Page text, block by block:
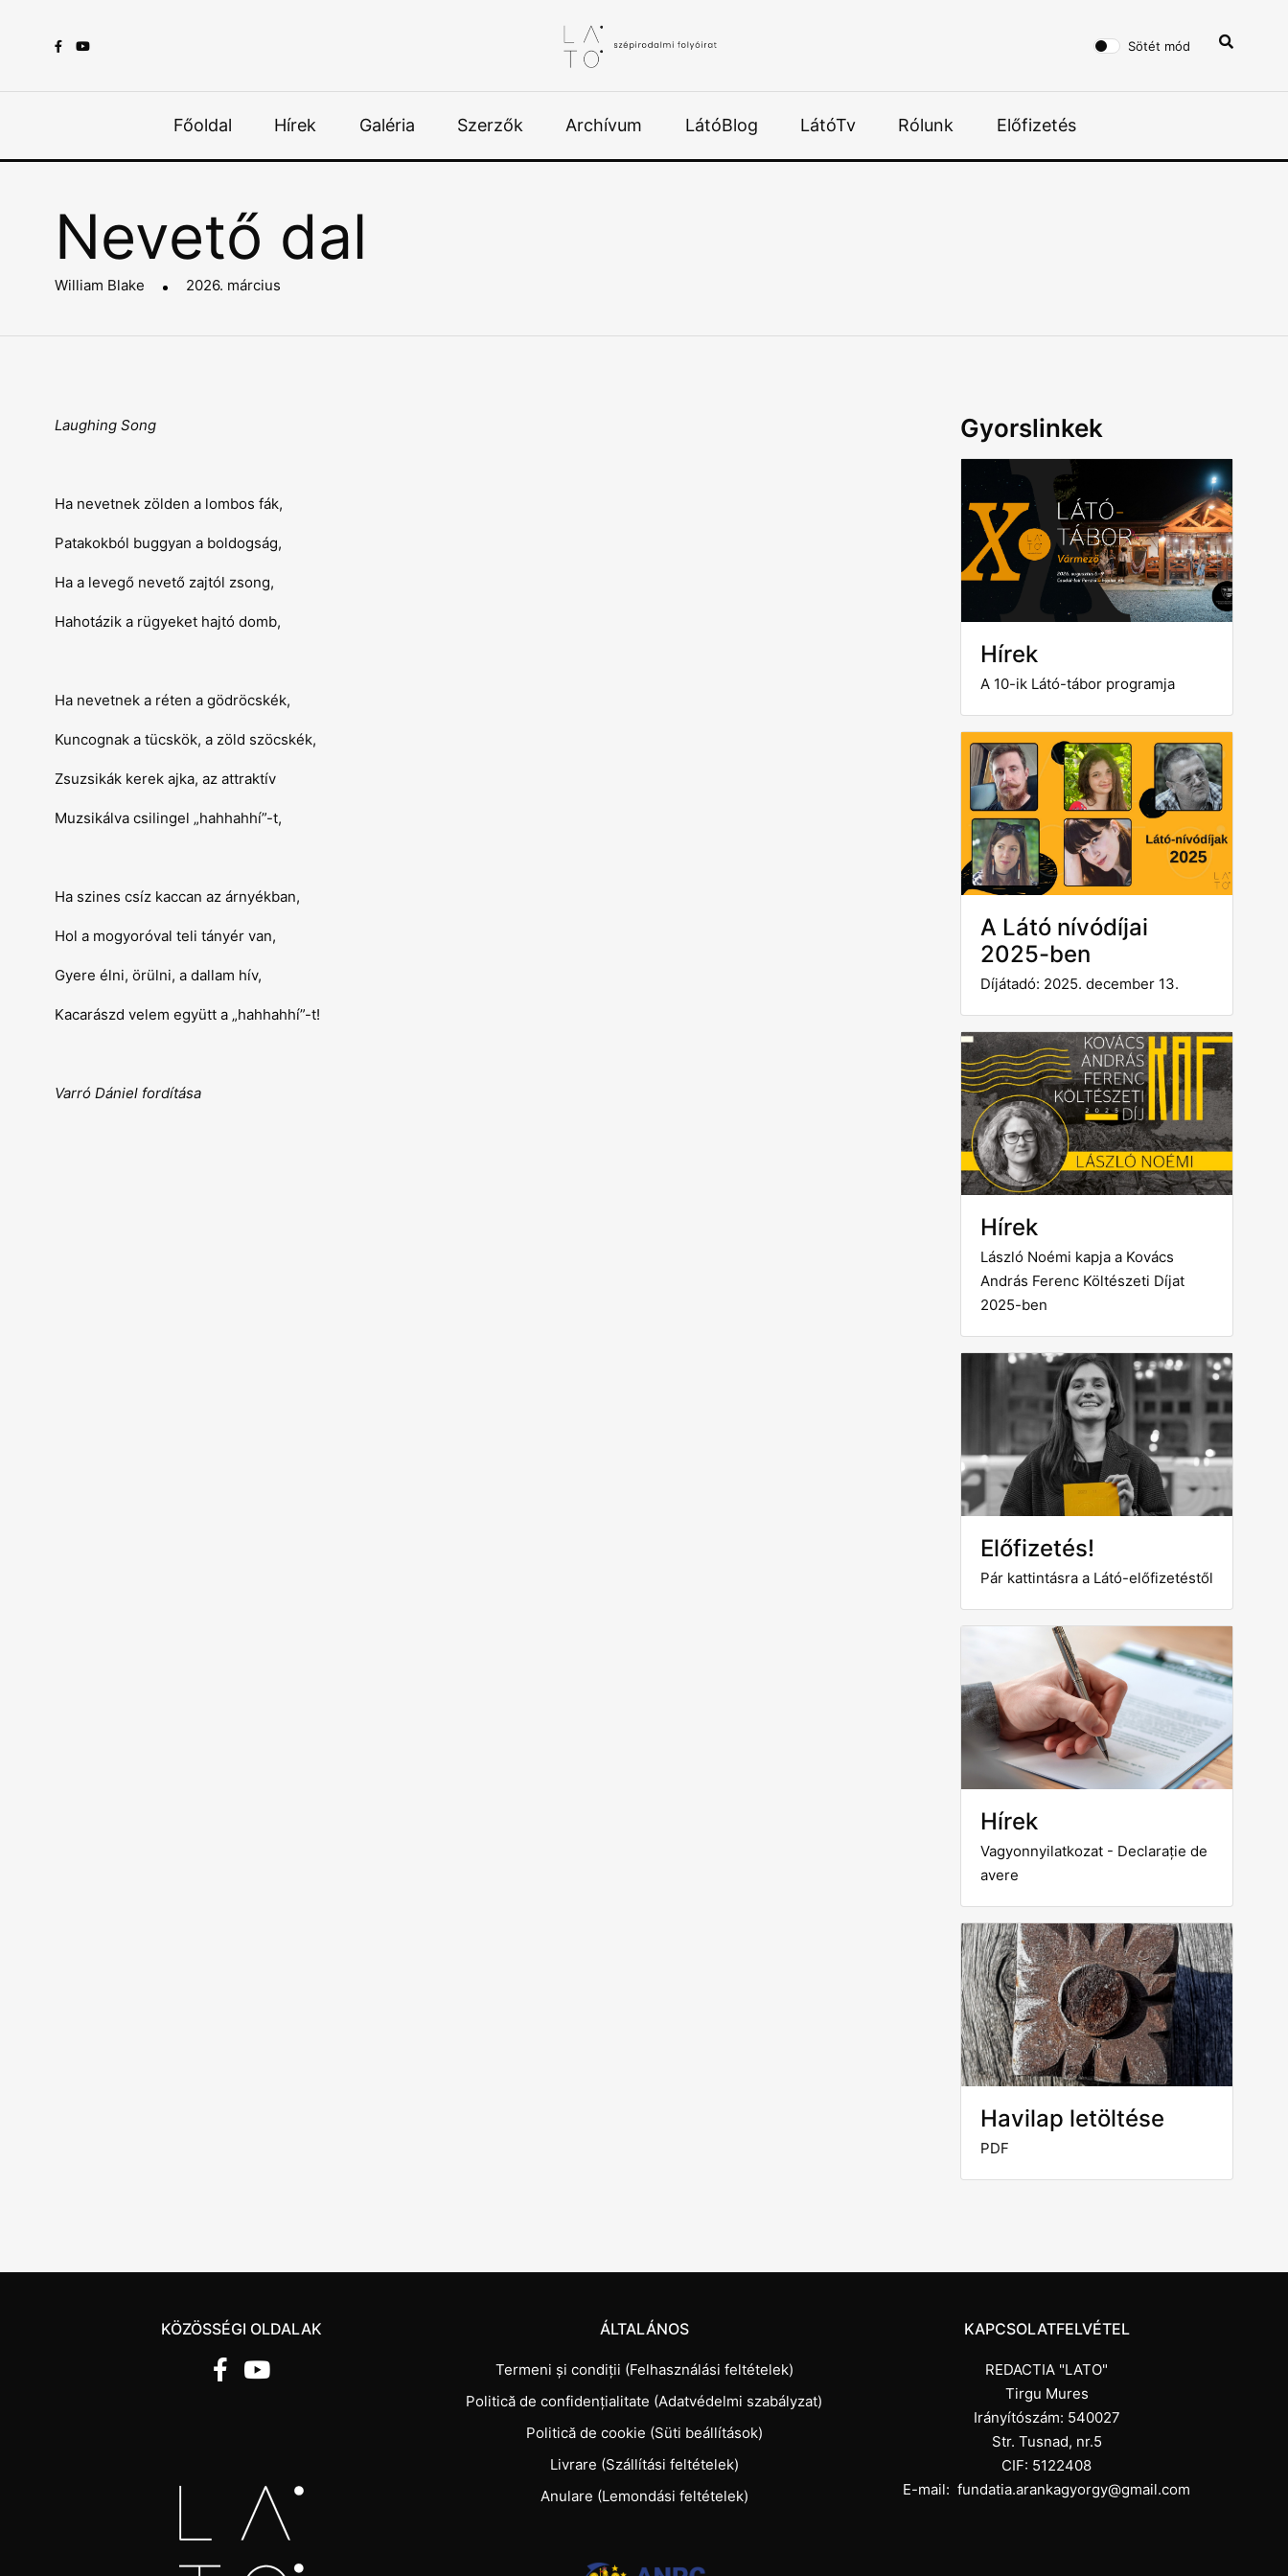
Sötét mód
Főoldal Hírek Galéria Szerzők Archívum LátóBlog LátóTv Rólunk Előfizetés
Nevető dal
William Blake 2026. március
Laughing Song
Ha nevetnek zölden a lombos fák,
Patakokból buggyan a boldogság,
Ha a levegő nevető zajtól zsong,
Hahotázik a rügyeket hajtó domb,
Ha nevetnek a réten a gödröcskék,
Kuncognak a tücskök, a zöld szöcskék,
Zsuzsikák kerek ajka, az attraktív
Muzsikálva csilingel „hahhahhí”-t,
Ha szines csíz kaccan az árnyékban,
Hol a mogyoróval teli tányér van,
Gyere élni, örülni, a dallam hív,
Kacarászd velem együtt a „hahhahhí”-t!
Varró Dániel fordítása
Gyorslinkek
Hírek
A 10-ik Látó-tábor programja
A Látó nívódíjai
2025-ben
Díjátadó: 2025. december 13.
Hírek
László Noémi kapja a Kovács
András Ferenc Költészeti Díjat
2025-ben
Előfizetés!
Pár kattintásra a Látó-előfizetéstől
Hírek
Vagyonnyilatkozat - Declarație de
avere
Havilap letöltése
PDF
KÖZÖSSÉGI OLDALAK ÁLTALÁNOS
Termeni și condiții (Felhasználási feltételek)
Politică de confidențialitate (Adatvédelmi szabályzat)
Politică de cookie (Süti beállítások)
Livrare (Szállítási feltételek)
Anulare (Lemondási feltételek)
KAPCSOLATFELVÉTEL
REDACTIA "LATO"
Tirgu Mures
Irányítószám: 540027
Str. Tusnad, nr.5
CIF: 5122408
E-mail: fundatia.arankagyorgy@gmail.com